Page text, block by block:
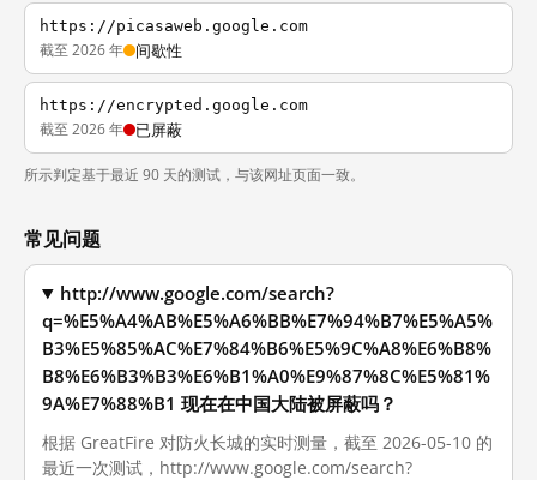
https://picasaweb.google.com
截至 2026 年 间歇性
https://encrypted.google.com
截至 2026 年 已屏蔽
所示判定基于最近 90 天的测试，与该网址页面一致。
常见问题
http://www.google.com/search?
q=%E5%A4%AB%E5%A6%BB%E7%94%B7%E5%A5%
B3%E5%85%AC%E7%84%B6%E5%9C%A8%E6%B8%
B8%E6%B3%B3%E6%B1%A0%E9%87%8C%E5%81%
9A%E7%88%B1 现在在中国大陆被屏蔽吗？
根据 GreatFire 对防火长城的实时测量，截至 2026-05-10 的
最近一次测试，http://www.google.com/search?